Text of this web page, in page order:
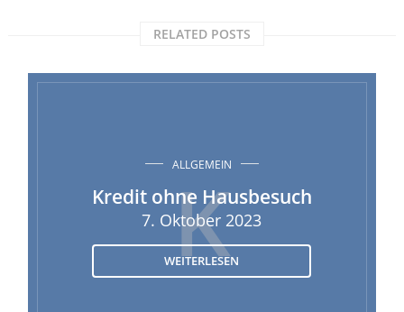
RELATED POSTS
K
ALLGEMEIN
Kredit ohne Hausbesuch
7. Oktober 2023
WEITERLESEN